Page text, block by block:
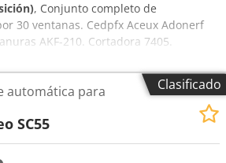
, Conjunto completo de
30 ventanas. Cedpfx Aceux Adonerf
AKF-210. Cortadora 7405.
Fresadora para ranuras de agua
Sierra para perfiles de vidrio GLSM-
Clasificado
automática para
SC55